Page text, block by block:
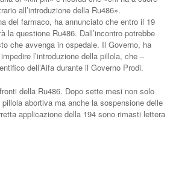
all’introduzione della Ru486».
del farmaco, ha annunciato che entro il 19
la questione Ru486. Dall’incontro potrebbe
che avvenga in ospedale. Il Governo, ha
l’introduzione della pillola, che –
dell’Aifa durante il Governo Prodi.
della Ru486. Dopo sette mesi non solo
abortiva ma anche la sospensione delle
applicazione della 194 sono rimasti lettera